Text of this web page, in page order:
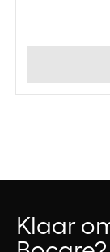
Klaar